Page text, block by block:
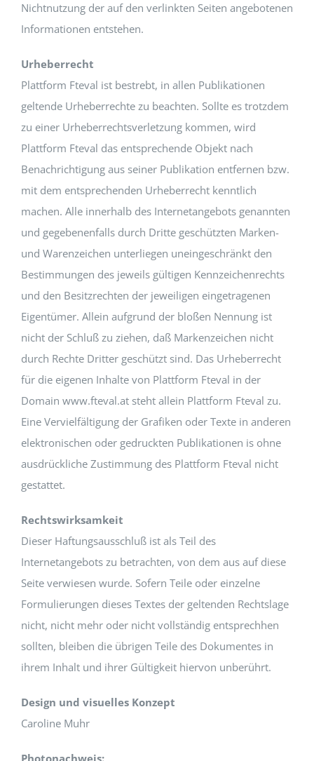
Nichtnutzung der auf den verlinkten Seiten angebotenen
Informationen entstehen.
Urheberrecht
Plattform Fteval ist bestrebt, in allen Publikationen
geltende Urheberrechte zu beachten. Sollte es trotzdem
zu einer Urheberrechtsverletzung kommen, wird
Plattform Fteval das entsprechende Objekt nach
Benachrichtigung aus seiner Publikation entfernen bzw.
mit dem entsprechenden Urheberrecht kenntlich
machen. Alle innerhalb des Internetangebots genannten
und gegebenenfalls durch Dritte geschützten Marken-
und Warenzeichen unterliegen uneingeschränkt den
Bestimmungen des jeweils gültigen Kennzeichenrechts
und den Besitzrechten der jeweiligen eingetragenen
Eigentümer. Allein aufgrund der bloßen Nennung ist
nicht der Schluß zu ziehen, daß Markenzeichen nicht
durch Rechte Dritter geschützt sind. Das Urheberrecht
für die eigenen Inhalte von Plattform Fteval in der
Domain www.fteval.at steht allein Plattform Fteval zu.
Eine Vervielfältigung der Grafiken oder Texte in anderen
elektronischen oder gedruckten Publikationen is ohne
ausdrückliche Zustimmung des Plattform Fteval nicht
gestattet.
Rechtswirksamkeit
Dieser Haftungsausschluß ist als Teil des
Internetangebots zu betrachten, von dem aus auf diese
Seite verwiesen wurde. Sofern Teile oder einzelne
Formulierungen dieses Textes der geltenden Rechtslage
nicht, nicht mehr oder nicht vollständig entsprechhen
sollten, bleiben die übrigen Teile des Dokumentes in
ihrem Inhalt und ihrer Gültigkeit hiervon unberührt.
Design und visuelles Konzept
Caroline Muhr